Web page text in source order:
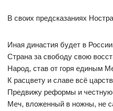
В своих предсказаниях
Иная династия будет в
Страна за свободу свою
Народ, став от горя единым
К расцвету и славе всё
Предвижу реформы и
Меч, вложенный в ножны, не